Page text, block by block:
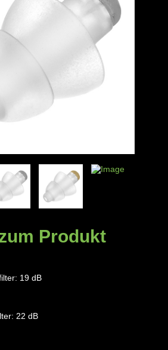
Produkt
19 dB
22 dB